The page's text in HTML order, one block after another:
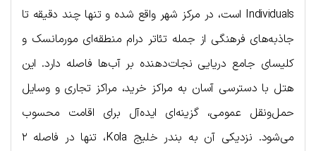
Individuals است، در مرکز شهر واقع شده و تنها چند دقیقه تا
جاذبه‌های فرهنگی از جمله تئاتر درام منطقه‌ای مورمانسک و
کلیسای جامع دریایی نجات‌دهنده بر آب‌ها فاصله دارد. این
هتل با دسترسی آسان به مراکز خرید، مراکز تجاری و وسایل
حمل‌ونقل عمومی، گزینه‌ای ایده‌آل برای اقامت محسوب
می‌شود. نزدیکی آن به بندر خلیج Kola، تنها در فاصله ۲